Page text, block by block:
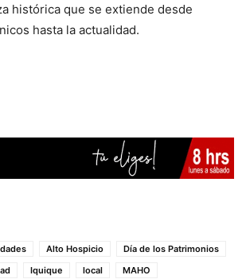
histórica que se extiende desde
hasta la actualidad.
Alto Hospicio
Día de los Patrimonios
Iquique local
MAHO